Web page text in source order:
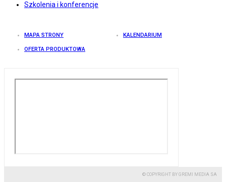
Szkolenia i konferencje
MAPA STRONY KALENDARIUM
OFERTA PRODUKTOWA
© COPYRIGHT BY GREMI MEDIA SA